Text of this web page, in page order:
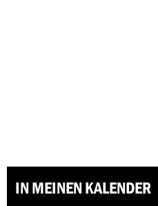
IN MEINEN KALENDER